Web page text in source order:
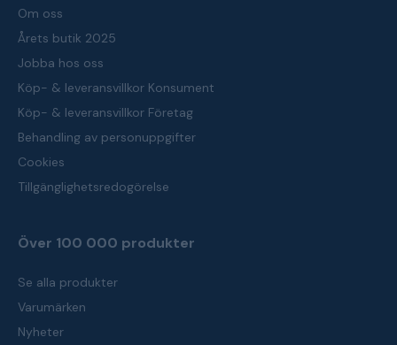
Om oss
Årets butik 2025
Jobba hos oss
Köp- & leveransvillkor Konsument
Köp- & leveransvillkor Företag
Behandling av personuppgifter
Cookies
Tillgänglighetsredogörelse
Över 100 000 produkter
Se alla produkter
Varumärken
Nyheter